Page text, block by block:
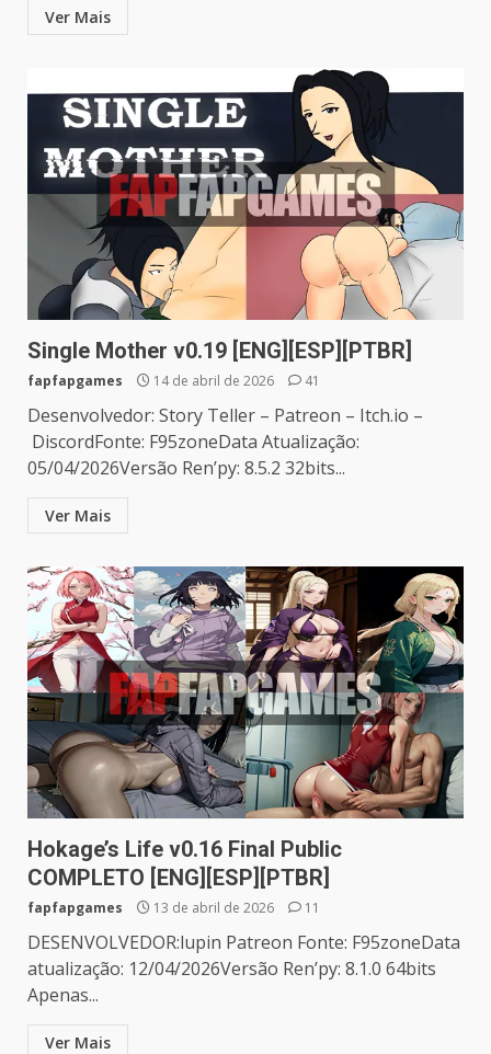
Ver Mais
Single Mother v0.19 [ENG][ESP][PTBR]
fapfapgames 14 de abril de 2026 41
Desenvolvedor: Story Teller – Patreon – Itch.io –
DiscordFonte: F95zoneData Atualização:
05/04/2026Versão Ren’py: 8.5.2 32bits...
Ver Mais
Hokage’s Life v0.16 Final Public
COMPLETO [ENG][ESP][PTBR]
fapfapgames 13 de abril de 2026 11
DESENVOLVEDOR:lupin Patreon Fonte: F95zoneData
atualização: 12/04/2026Versão Ren’py: 8.1.0 64bits
Apenas...
Ver Mais